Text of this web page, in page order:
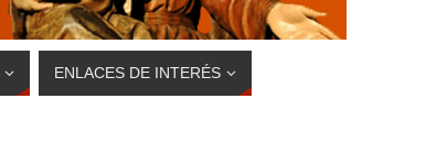
ENLACES DE INTERÉS